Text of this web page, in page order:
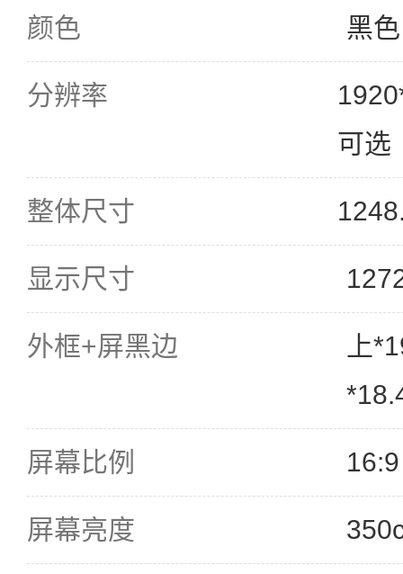
颜色 黑色
分辨率
可选
整体尺寸
显示尺寸
外框+屏黑边
上
屏幕比例 16:9
屏幕亮度